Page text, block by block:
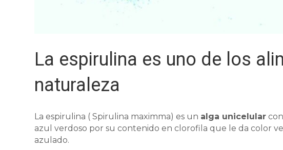
La espirulina es uno de los
naturaleza
La espirulina ( Spirulina maximma) es un alga unicelular
azul verdoso por su contenido en clorofila que le da color
azulado.